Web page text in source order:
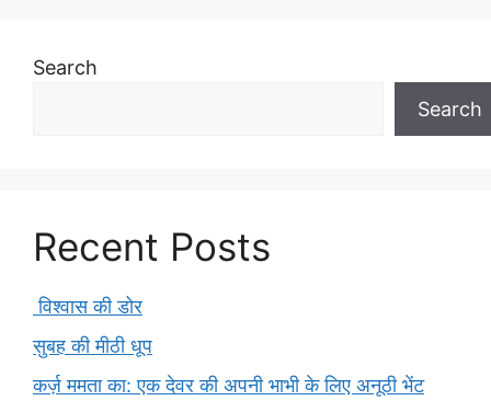
Search
Search
Recent Posts
विश्वास की डोर
सुबह की मीठी धूप
कर्ज़ ममता का: एक देवर की अपनी भाभी के लिए अनूठी भेंट